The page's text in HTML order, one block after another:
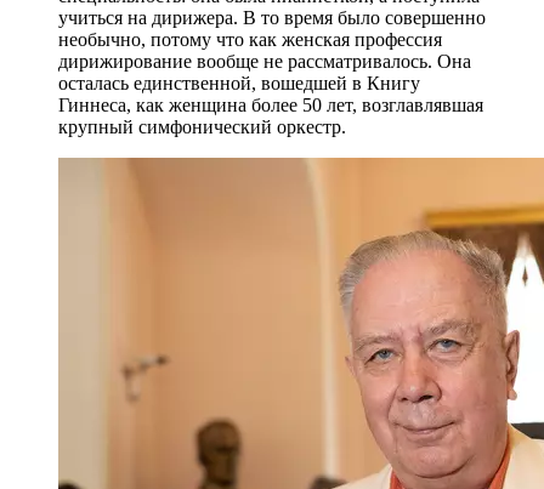
учиться на дирижера. В то время было совершенно
необычно, потому что как женская профессия
дирижирование вообще не рассматривалось. Она
осталась единственной, вошедшей в Книгу
Гиннеса, как женщина более 50 лет, возглавлявшая
крупный симфонический оркестр.